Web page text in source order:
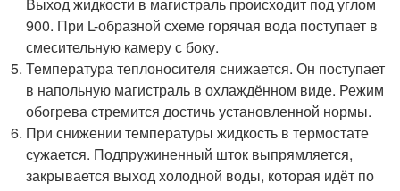
900. При L-образной схеме горячая вода поступает в
смесительную камеру с боку.
Температура теплоносителя снижается. Он поступает
в напольную магистраль в охлаждённом виде. Режим
обогрева стремится достичь установленной нормы.
При снижении температуры жидкость в термостате
сужается. Подпружиненный шток выпрямляется,
закрывается выход холодной воды, которая идёт по